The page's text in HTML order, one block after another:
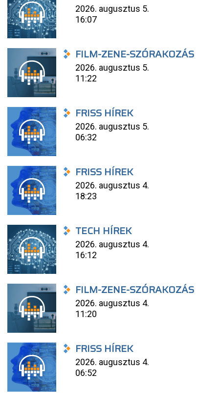
2026. augusztus 5.
16:07
FILM-ZENE-SZÓRAKOZÁS
2026. augusztus 5.
11:22
FRISS HÍREK
2026. augusztus 5.
06:32
FRISS HÍREK
2026. augusztus 4.
18:23
TECH HÍREK
2026. augusztus 4.
16:12
FILM-ZENE-SZÓRAKOZÁS
2026. augusztus 4.
11:20
FRISS HÍREK
2026. augusztus 4.
06:52